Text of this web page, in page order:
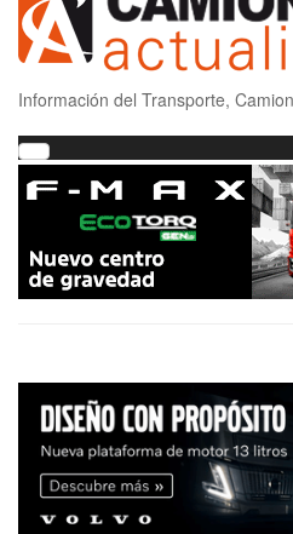
Información del Transporte,